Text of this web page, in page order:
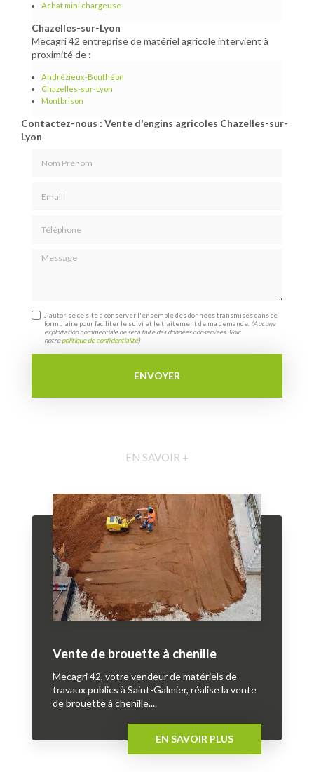
Achat mini chargeuse
Chazelles-sur-Lyon
Mecagri 42 entreprise de matériel agricole intervient à
proximité de :
Andrézieux-Bouthéon
Chazelles-sur-Lyon
Montbrison
Contactez-nous : Vente d'engins agricoles Chazelles-sur-
Lyon
Message
J'autorise ce site à conserver l'ensemble des données transmises dans ce
formulaire pour faciliter le suivi et le traitement de ma demande. (Aucune
exploitation commerciale ne sera faite des données conservées. Voir
notrepolitique de confidentialité)
EN SAVOIR +
Vente de brouette à chenille
Mecagri 42, votre vendeur de matériels de
travaux publics à Saint-Galmier, réalise la vente
de brouette à chenille....
EN SAVOIR PLUS